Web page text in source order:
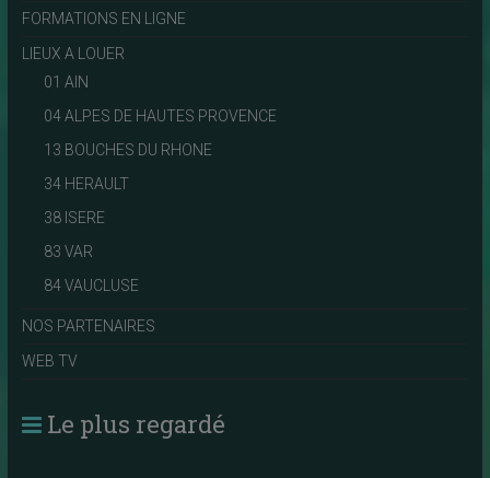
FORMATIONS EN LIGNE
LIEUX A LOUER
01 AIN
04 ALPES DE HAUTES PROVENCE
13 BOUCHES DU RHONE
34 HERAULT
38 ISERE
83 VAR
84 VAUCLUSE
NOS PARTENAIRES
WEB TV
Le plus regardé